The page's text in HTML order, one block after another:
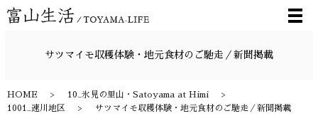
メ
サツマイモ収穫体験・地元食材のご馳走／新聞掲載
HOME
10_氷見の里山・Satoyama at Himi
1001_速川地区
サツマイモ収穫体験・地元食材のご馳走／新聞掲載